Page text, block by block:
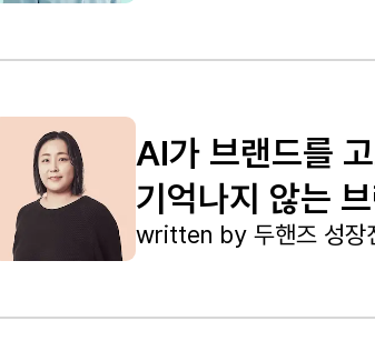
AI가 브랜드를
기억나지 않는
written by 두핸즈 성장